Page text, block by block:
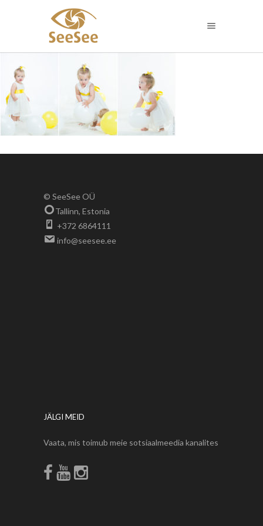
© SeeSee OÜ
Tallinn, Estonia
+372 6864111
info@seesee.ee
JÄLGI MEID
Vaata, mis toimub meie sotsiaalmeedia kanalites